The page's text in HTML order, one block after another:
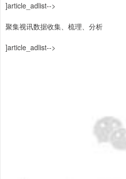
]article_adlist-->
聚集视讯数据收集、梳理、分析
]article_adlist-->